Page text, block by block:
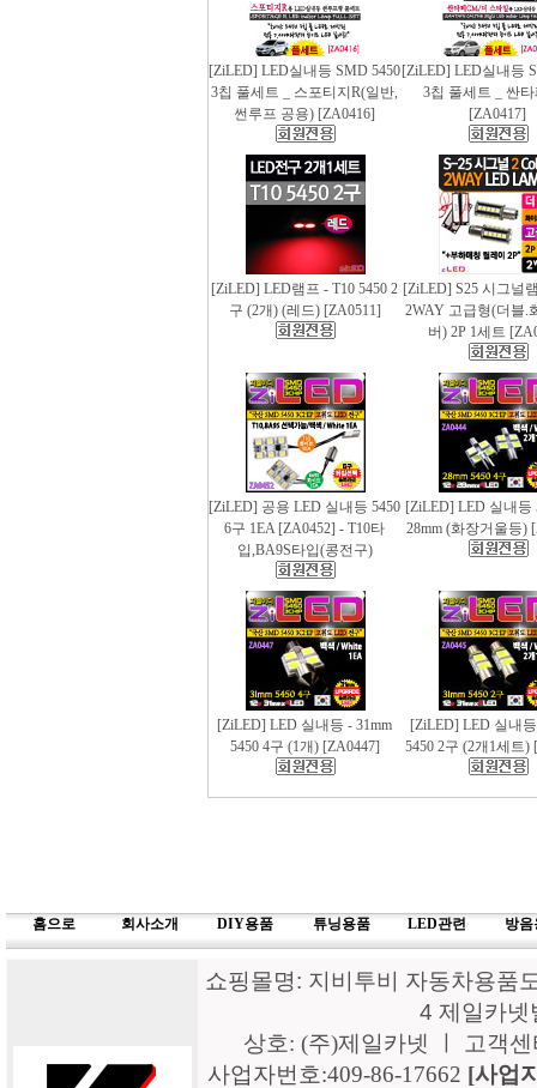
[ZiLED] LED실내등 SMD 5450
3칩 풀세트 _ 스포티지R(일반,
썬루프 공용) [ZA0416]
[ZiLED] LED실내등
3칩 풀세트 _ 싼
[ZA0417]
[ZiLED] LED램프 - T10 5450 2
구 (2개) (레드) [ZA0511]
[ZiLED] S25 시그널
2WAY 고급형(더블.
버) 2P 1세트
[ZiLED] 공용 LED 실내등 5450
6구 1EA [ZA0452] - T10타
입,BA9S타입(콩전구)
[ZiLED] LED 실내등
28mm (화장거울등)
[ZiLED] LED 실내등 - 31mm
5450 4구 (1개) [ZA0447]
[ZiLED] LED 실내
5450 2구 (2개1세트)
홈으로 회사소개 DIY용품 튜닝용품 LED관련 방음
쇼핑몰명: 지비투비 자동차용품
4 제일카
상호: (주)제일카넷 ㅣ 고객
사업자번호:409-86-17662 [사업